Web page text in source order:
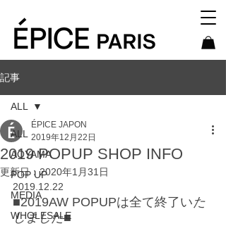
記事
ALL
AOYAMA
POP UP
MEDIA
WHOLESALE
ALL
2019 POPUP SHOP INFO
ÉPICE JAPON
2019年12月22日
更新日：2020年1月31日
2019.12.22
■2019AW POPUPは全て終了いた
しました■